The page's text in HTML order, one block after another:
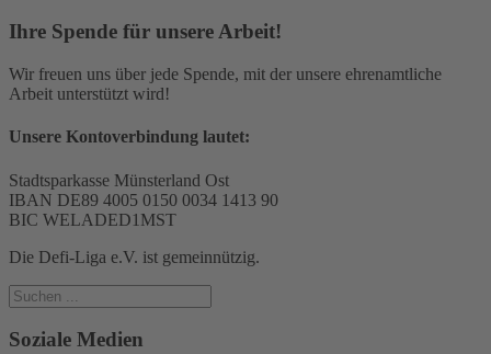
Ihre Spende für unsere Arbeit!
Wir freuen uns über jede Spende, mit der unsere ehrenamtliche
Arbeit unterstützt wird!
Unsere Kontoverbindung lautet:
Stadtsparkasse Münsterland Ost
IBAN DE89 4005 0150 0034 1413 90
BIC WELADED1MST
Die Defi-Liga e.V. ist gemeinnützig.
Soziale Medien